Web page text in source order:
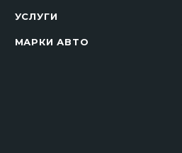
УСЛУГИ
МАРКИ АВТО